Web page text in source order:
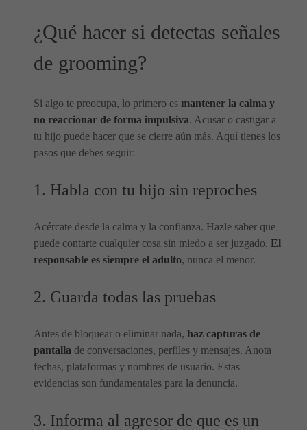
¿Qué hacer si detectas señales
de grooming?
Si algo te preocupa, lo primero es mantener la calma y
no reaccionar de forma impulsiva. Acusar o castigar a
tu hijo puede hacer que se cierre aún más. Aquí tienes los
pasos que debes seguir:
1. Habla con tu hijo sin reproches
Acércate desde la calma y la confianza. Hazle saber que
puede contarte cualquier cosa sin miedo a ser juzgado. El
responsable es siempre el adulto, nunca el menor.
2. Guarda todas las pruebas
Antes de bloquear o eliminar nada, haz capturas de
pantalla de conversaciones, perfiles y mensajes. Anota
fechas, plataformas y nombres de usuario. Estas
evidencias son fundamentales para la denuncia.
3. Informa al agresor de que es un